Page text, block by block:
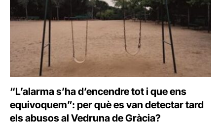
“L’alarma s’ha d’encendre tot i que ens
equivoquem”: per què es van detectar tard
els abusos al Vedruna de Gràcia?